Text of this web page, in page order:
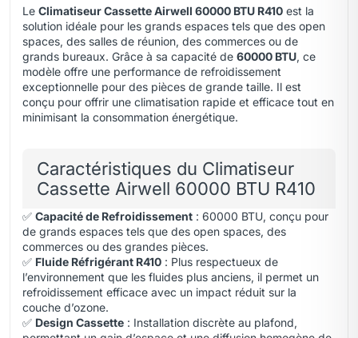
Le Climatiseur Cassette Airwell 60000 BTU R410 est la
solution idéale pour les grands espaces tels que des open
spaces, des salles de réunion, des commerces ou de
grands bureaux. Grâce à sa capacité de 60000 BTU, ce
modèle offre une performance de refroidissement
exceptionnelle pour des pièces de grande taille. Il est
conçu pour offrir une climatisation rapide et efficace tout en
minimisant la consommation énergétique.
Caractéristiques du Climatiseur
Cassette Airwell 60000 BTU R410
✅ Capacité de Refroidissement : 60000 BTU, conçu pour
de grands espaces tels que des open spaces, des
commerces ou des grandes pièces.
✅ Fluide Réfrigérant R410 : Plus respectueux de
l’environnement que les fluides plus anciens, il permet un
refroidissement efficace avec un impact réduit sur la
couche d’ozone.
✅ Design Cassette : Installation discrète au plafond,